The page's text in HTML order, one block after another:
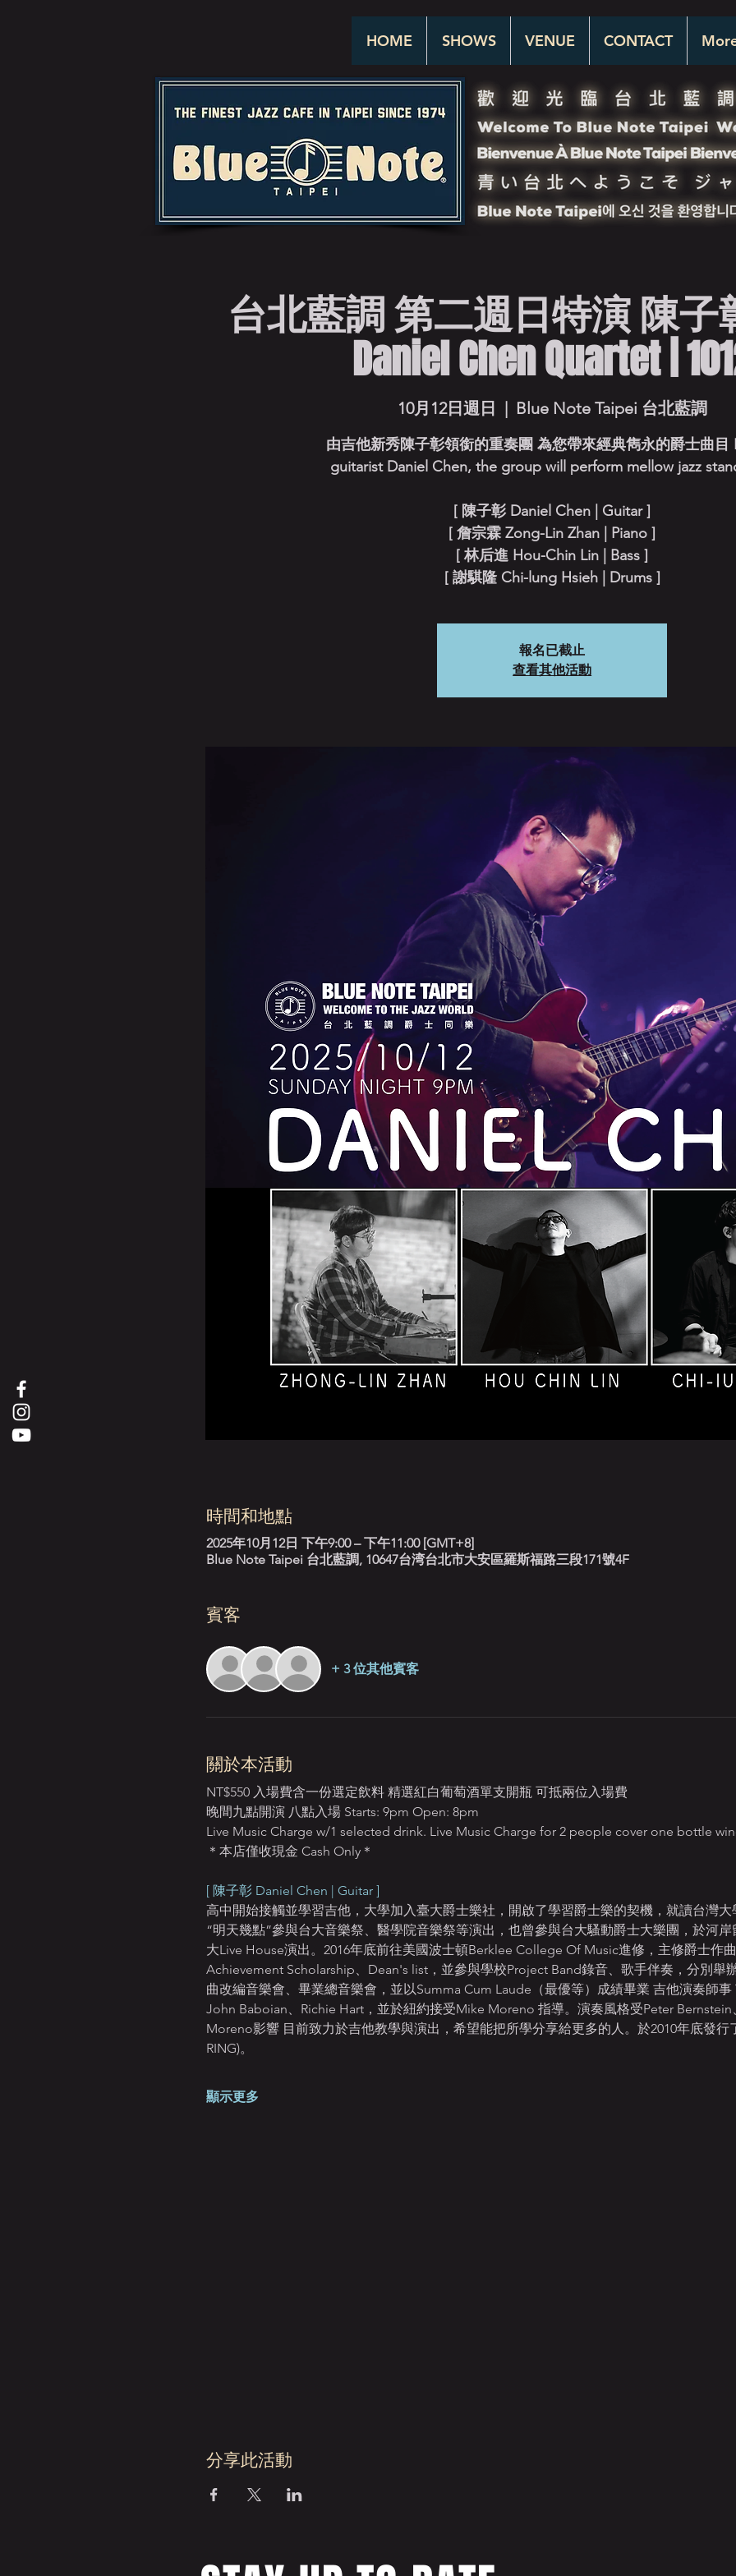
HOME SHOWS VENUE CONTACT
台北藍調 第二週日特演 陳子
Daniel Chen Quartet |
10月12日週日
  |
Blue Note Taipei 台北藍調
由吉他新秀陳子彰領銜的重奏團 為您帶來經典雋永的爵士曲目
guitarist Daniel Chen, the group will perform mellow jazz
[ 陳子彰 Daniel Chen | Guitar ]
[ 詹宗霖 Zong-Lin Zhan | Piano ]
[ 林后進 Hou-Chin Lin | Bass ]
[ 謝騏隆 Chi-lung Hsieh | Drums ]
報名已截止
查看其他活動
時間和地點
2025年10月12日 下午9:00 – 下午11:00 [GMT+8]
Blue Note Taipei 台北藍調, 10647台湾台北市大安區羅斯福路三段171號4F
賓客
+ 3 位其他賓客
關於本活動
NT$550 入場費含一份選定飲料 精選紅白葡萄酒單支開瓶 可抵兩位入場費
晚間九點開演 八點入場 Starts: 9pm Open: 8pm
Live Music Charge w/1 selected drink. Live Music Charge for 2 people cover one bottle
＊本店僅收現金 Cash Only＊
[ 陳子彰 Daniel Chen | Guitar ]
高中開始接觸並學習吉他，大學加入臺大爵士樂社，開啟了學習爵士樂的契機，就讀台灣
“明天幾點”參與台大音樂祭、醫學院音樂祭等演出，也曾參與台大騷動爵士大樂團，於河
大Live House演出。2016年底前往美國波士頓Berklee College Of Music進修，主修爵士作
Achievement Scholarship、Dean's list，並參與學校Project Band錄音、歌手伴奏，分別舉
曲改編音樂會、畢業總音樂會，並以Summa Cum Laude（最優等）成績畢業 吉他演奏師
John Baboian、Richie Hart，並於紐約接受Mike Moreno 指導。演奏風格受Peter
Moreno影響 目前致力於吉他教學與演出，希望能把所學分享給更多的人。於2010年底發行
RING)。
顯示更多
分享此活動